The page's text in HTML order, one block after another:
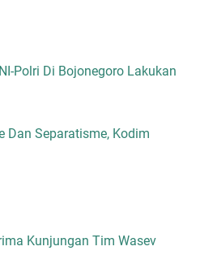
Polri Di Bojonegoro Lakukan
Dan Separatisme, Kodim
Kunjungan Tim Wasev